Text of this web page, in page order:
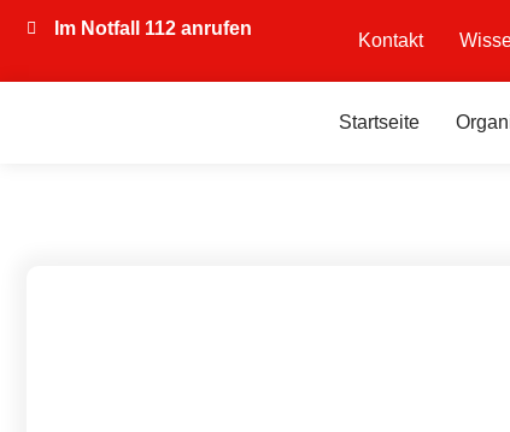
Im Notfall 112 anrufen
Kontakt
Startseite